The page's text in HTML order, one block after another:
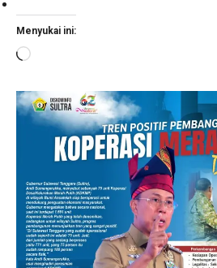
Menyukai ini:
Memuat...